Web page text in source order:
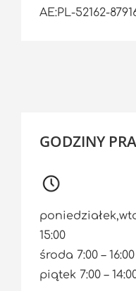
AE:PL-52162-
GODZINY
15:00
środa 7:00 – 16:00
piątek 7:00 –